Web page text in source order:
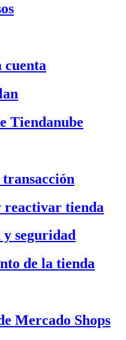
cuenta
Tiendanube
reactivar tienda
seguridad
de la tienda
Mercado Shops